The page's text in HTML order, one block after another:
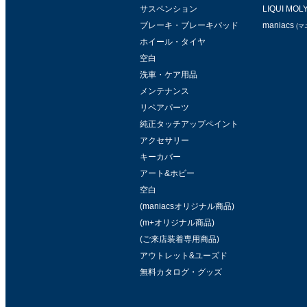
サスペンション
ブレーキ・ブレーキパッド
ホイール・タイヤ
空白
洗車・ケア用品
メンテナンス
リペアパーツ
純正タッチアップペイント
アクセサリー
キーカバー
アート&ホビー
空白
(maniacsオリジナル商品)
(m+オリジナル商品)
(ご来店装着専用商品)
アウトレット&ユーズド
無料カタログ・グッズ
LIQUI
maniacs (マ